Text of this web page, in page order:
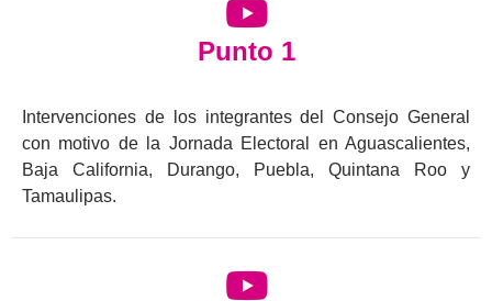
Punto 1
Intervenciones de los integrantes del Consejo General
con motivo de la Jornada Electoral en Aguascalientes,
Baja California, Durango, Puebla, Quintana Roo y
Tamaulipas.